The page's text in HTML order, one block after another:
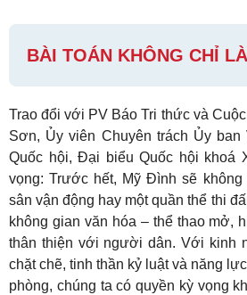
BÀI TOÁN KHÔNG CHỈ
Trao đổi với PV Báo Tri thức và
Sơn, Ủy viên Chuyên trách Ủy
Quốc hội, Đại biểu Quốc hội khoá
vọng: Trước hết, Mỹ Đình sẽ
sân vận động hay một quần thể thi
không gian văn hóa – thể thao mở,
thân thiện với người dân. Với kinh
chặt chẽ, tinh thần kỷ luật và năng
phòng, chúng ta có quyền kỳ vọng